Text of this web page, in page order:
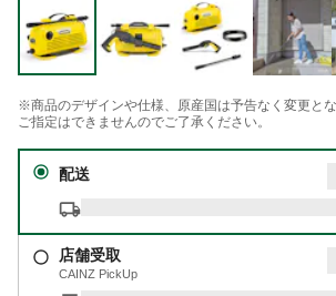
※商品のデザインや仕様、原産国は予告なく変更とな
ご指定はできませんのでご了承ください。
配送
店舗受取
CAINZ PickUp